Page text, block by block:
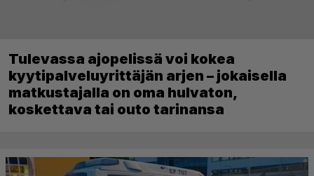
Tulevassa ajopelissä voi kokea
kyytipalveluyrittäjän arjen – jokaisella
matkustajalla on oma hulvaton,
koskettava tai outo tarinansa